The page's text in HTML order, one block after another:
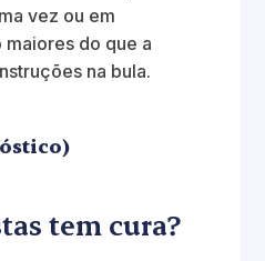
vez ou em
do que a
na bula.
tem cura?